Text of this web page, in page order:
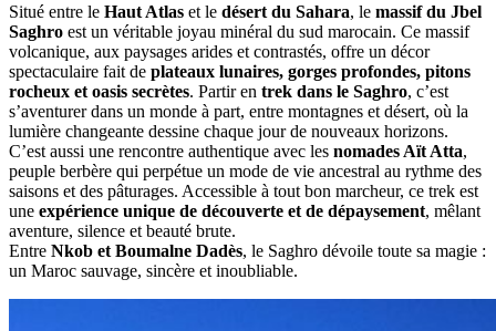
Situé entre le Haut Atlas et le désert du Sahara, le massif du Jbel
Saghro est un véritable joyau minéral du sud marocain. Ce massif
volcanique, aux paysages arides et contrastés, offre un décor
spectaculaire fait de plateaux lunaires, gorges profondes, pitons
rocheux et oasis secrètes. Partir en trek dans le Saghro, c’est
s’aventurer dans un monde à part, entre montagnes et désert, où la
lumière changeante dessine chaque jour de nouveaux horizons.
C’est aussi une rencontre authentique avec les nomades Aït Atta,
peuple berbère qui perpétue un mode de vie ancestral au rythme des
saisons et des pâturages. Accessible à tout bon marcheur, ce trek est
une expérience unique de découverte et de dépaysement, mêlant
aventure, silence et beauté brute.
Entre Nkob et Boumalne Dadès, le Saghro dévoile toute sa magie :
un Maroc sauvage, sincère et inoubliable.